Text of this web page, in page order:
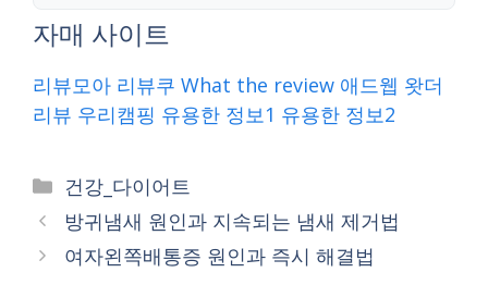
자매 사이트
리뷰모아 리뷰쿠 What the review 애드웹 왓더
리뷰 우리캠핑 유용한 정보1 유용한 정보2
Categories
건강_다이어트
방귀냄새 원인과 지속되는 냄새 제거법
여자왼쪽배통증 원인과 즉시 해결법